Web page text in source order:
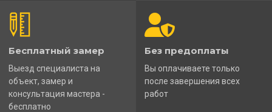
Бесплатный замер
Выезд специалиста на
объект, замер и
консультация мастера -
бесплатно
Без предоплаты
Вы оплачиваете только
после завершения всех
работ